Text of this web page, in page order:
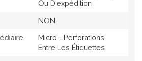
Ou D'expédition
NON
Micro - Perforations
Entre Les Étiquettes